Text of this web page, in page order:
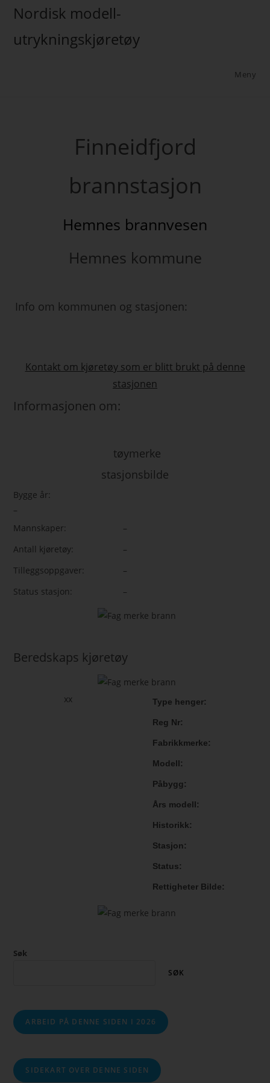
Nordisk modell-
utrykningskjøretøy
Meny
Finneidfjord
brannstasjon
Hemnes brannvesen
Hemnes kommune
Info om kommunen og stasjonen:
Kontakt om kjøretøy som er blitt brukt på denne
stasjonen
Informasjonen om:
tøymerke
stasjonsbilde
Bygge år:
–
Mannskaper:
–
Antall kjøretøy:
–
Tilleggsoppgaver:
–
Status stasjon:
–
Beredskaps kjøretøy
xx Type henger
Reg Nr
Fabrikkmerke
Modell
Påbygg
Års modell
Historikk
Stasjon
Status
Rettigheter Bilde
Søk
SØK
ARBEID PÅ DENNE SIDEN I 2026
SIDEKART OVER DENNE SIDEN